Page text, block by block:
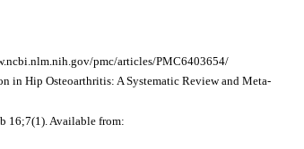
pmc/articles/PMC6403654/
in Hip Osteoarthritis: A Systematic Review and Meta-
16;7(1). Available from: